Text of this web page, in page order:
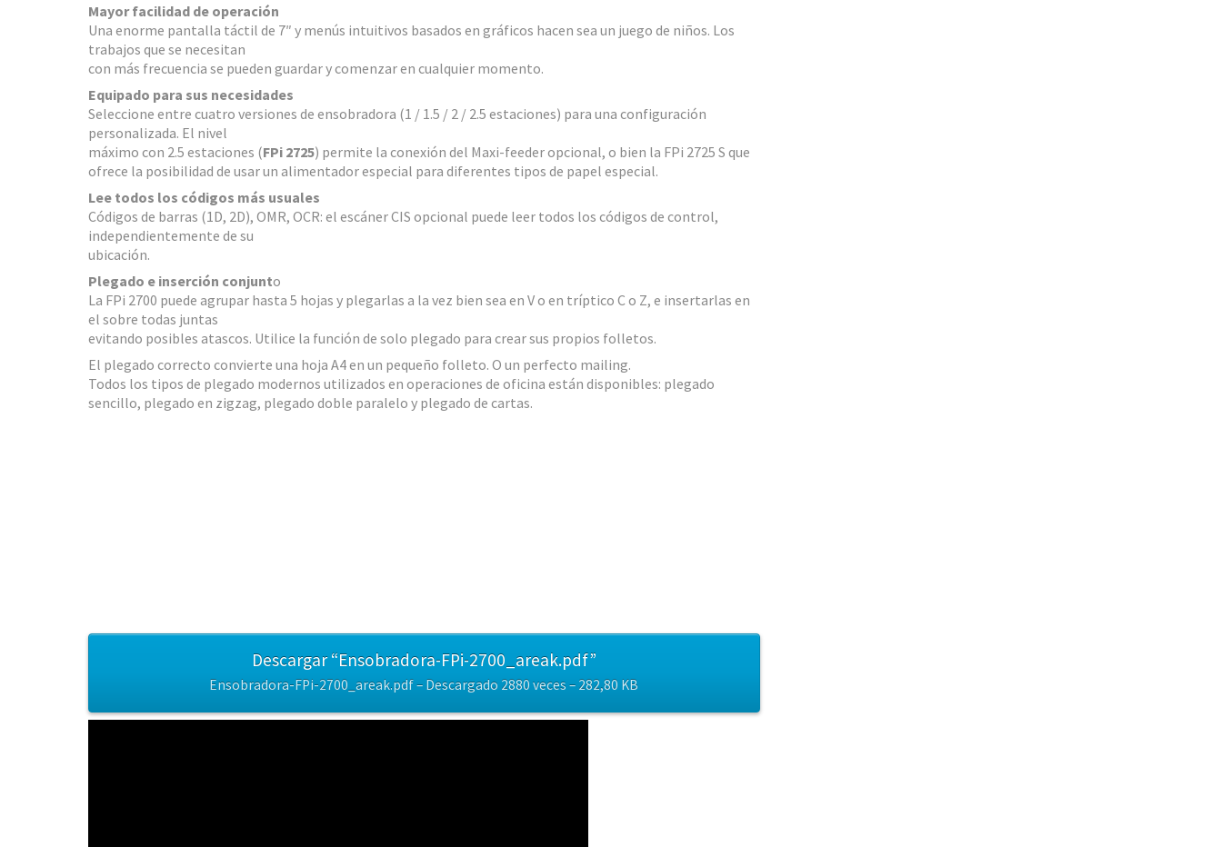
Mayor facilidad de operación
Una enorme pantalla táctil de 7″ y menús intuitivos basados en gráficos hacen sea un juego de niños. Los
trabajos que se necesitan
con más frecuencia se pueden guardar y comenzar en cualquier momento.
Equipado para sus necesidades
Seleccione entre cuatro versiones de ensobradora (1 / 1.5 / 2 / 2.5 estaciones) para una configuración
personalizada. El nivel
máximo con 2.5 estaciones (FPi 2725) permite la conexión del Maxi-feeder opcional, o bien la FPi 2725 S que
ofrece la posibilidad de usar un alimentador especial para diferentes tipos de papel especial.
Lee todos los códigos más usuales
Códigos de barras (1D, 2D), OMR, OCR: el escáner CIS opcional puede leer todos los códigos de control,
independientemente de su
ubicación.
Plegado e inserción conjunto
La FPi 2700 puede agrupar hasta 5 hojas y plegarlas a la vez bien sea en V o en tríptico C o Z, e insertarlas en
el sobre todas juntas
evitando posibles atascos. Utilice la función de solo plegado para crear sus propios folletos.
El plegado correcto convierte una hoja A4 en un pequeño folleto. O un perfecto mailing.
Todos los tipos de plegado modernos utilizados en operaciones de oficina están disponibles: plegado
sencillo, plegado en zigzag, plegado doble paralelo y plegado de cartas.
Descargar “Ensobradora-FPi-2700_areak.pdf”
Ensobradora-FPi-2700_areak.pdf – Descargado 2880 veces – 282,80 KB